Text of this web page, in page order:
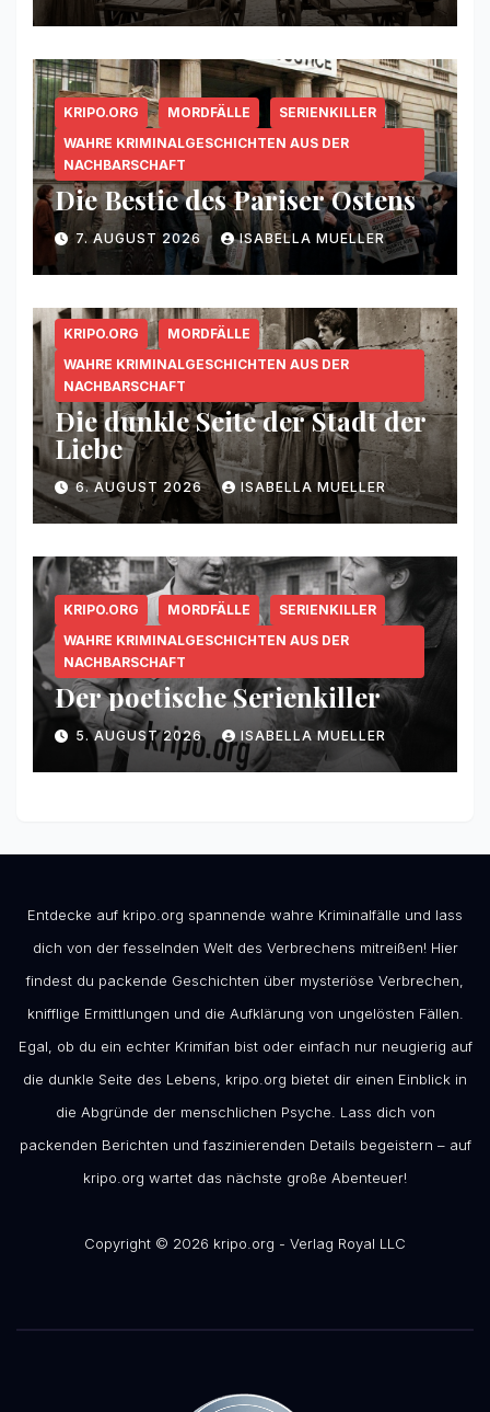
KRIPO.ORG MORDFÄLLE
SERIENKILLER
WAHRE KRIMINALGESCHICHTEN AUS DER
NACHBARSCHAFT
Die Bestie des Pariser Ostens
7. AUGUST 2026 ISABELLA MUELLER
KRIPO.ORG
MORDFÄLLE
WAHRE KRIMINALGESCHICHTEN AUS DER
NACHBARSCHAFT
Die dunkle Seite der Stadt der
Liebe
6. AUGUST 2026 ISABELLA MUELLER
KRIPO.ORG MORDFÄLLE
SERIENKILLER
WAHRE KRIMINALGESCHICHTEN AUS DER
NACHBARSCHAFT
Der poetische Serienkiller
5. AUGUST 2026 ISABELLA MUELLER
Entdecke auf kripo.org spannende wahre Kriminalfälle und lass
dich von der fesselnden Welt des Verbrechens mitreißen! Hier
findest du packende Geschichten über mysteriöse Verbrechen,
knifflige Ermittlungen und die Aufklärung von ungelösten Fällen.
Egal, ob du ein echter Krimifan bist oder einfach nur neugierig auf
die dunkle Seite des Lebens, kripo.org bietet dir einen Einblick in
die Abgründe der menschlichen Psyche. Lass dich von
packenden Berichten und faszinierenden Details begeistern – auf
kripo.org wartet das nächste große Abenteuer!
Copyright © 2026 kripo.org - Verlag Royal LLC